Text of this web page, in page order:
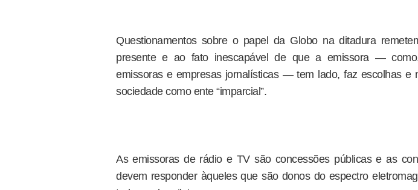
Questionamentos sobre o papel da Globo na ditadura
presente e ao fato inescapável de que a emissora —
emissoras e empresas jornalísticas — tem lado, faz escolhas e
sociedade como ente “imparcial”.
As emissoras de rádio e TV são concessões públicas e as
devem responder àqueles que são donos do espectro